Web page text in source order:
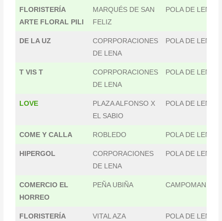
FLORISTERÍA
ARTE FLORAL PILI
MARQUÉS DE SAN
FELIZ
POLA DE LENA
DE LA UZ
COPRPORACIONES
DE LENA
POLA DE LENA
T VIS T
COPRPORACIONES
DE LENA
POLA DE LENA
LOVE
PLAZA ALFONSO X
EL SABIO
POLA DE LENA
COME Y CALLA ROBLEDO POLA DE LENA
HIPERGOL
CORPORACIONES
DE LENA
POLA DE LENA
COMERCIO EL
HORREO
PEÑA UBIÑA CAMPOMANES
FLORISTERÍA
VITAL AZA POLA DE LENA